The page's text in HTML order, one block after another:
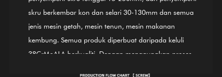
skru berkembar kon dan selari 30-130mm dan semua
jenis mesin getah, mesin tenun, mesin makanan
kembung. Semua produk diperbuat daripada keluli
38CrMoALA berkualiti. Dengan menggunakan proses